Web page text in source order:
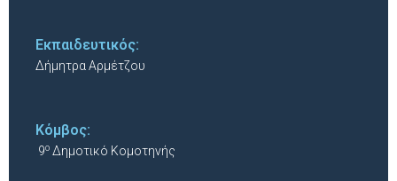
Εκπαιδευτικός:
Δήμητρα Αρμέτζου
Κόμβος:
9ο Δημοτικό Κομοτηνής